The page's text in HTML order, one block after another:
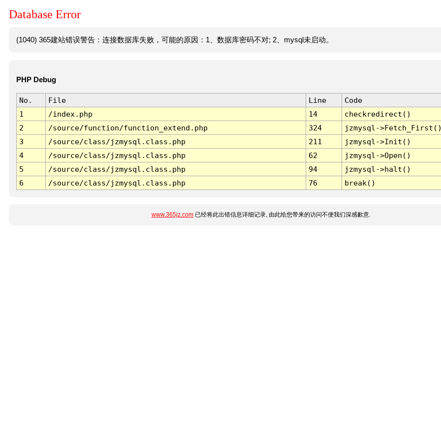
Database Error
(1040) 365建站错误警告：连接数据库失败，可能的原因：1、数据库密码不对; 2、mysql未启动。
PHP Debug
No. File Line
Code
1
/index.php 14
checkredirect()
2
/source/function/function_extend.php 324
jzmysql-
3
/source/class/jzmysql.class.php 211
jzmysql->Init()
4
/source/class/jzmysql.class.php 62
jzmysql->Open()
5
/source/class/jzmysql.class.php 94
jzmysql->halt()
6
/source/class/jzmysql.class.php 76 break()
www.365jz.com已经将此出错信息详细记录, 由此给您带来的访问不便我们深感歉意.